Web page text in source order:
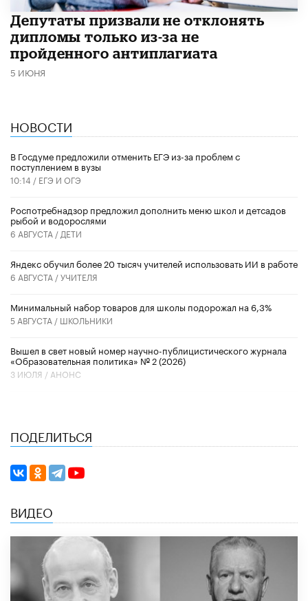
Депутаты призвали не отклонять
дипломы только из-за не
пройденного антиплагиата
5 ИЮНЯ
НОВОСТИ
В Госдуме предложили отменить ЕГЭ из-за проблем с
поступлением в вузы
10:14 / ЕГЭ И ОГЭ
Роспотребнадзор предложил дополнить меню школ и детсадов
рыбой и водорослями
6 АВГУСТА / ДЕТИ
​Яндекс обучил более 20 тысяч учителей использовать ИИ в работе
6 АВГУСТА /УЧИТЕЛЯ
Минимальный набор товаров для школы подорожал на 6,3%
5 АВГУСТА / ШКОЛЬНИКИ
Вышел в свет новый номер научно-публицистического журнала
«Образовательная политика» № 2 (2026)
3 ИЮЛЯ / АНОНС
ПОДЕЛИТЬСЯ
ВИДЕО